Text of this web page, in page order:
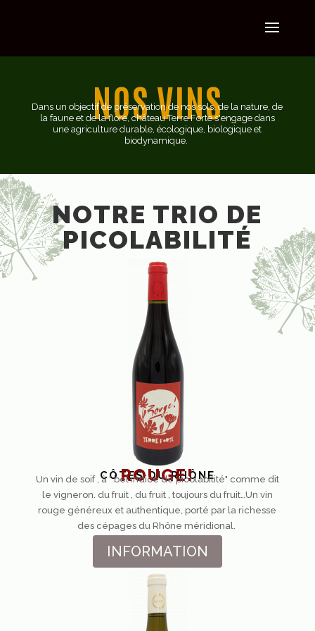
NOS VINS
Dans un objectif de préservation de nos sols, de la nature, de
la faune et de la flore, château Terre Forte s'engage dans
une agriculture durable, écologique, biologique et
biodynamique.
NOTRE TRIO DE
PICOLABILITÉ
CÔTES DU RHÔNE
ROUGE!
Un vin de soif , à " bel indice de picolabilité" comme dit
le vigneron. du fruit , du fruit , toujours du fruit…Un vin
rouge généreux et authentique, porté par la richesse
des cépages du Rhône méridional.
INFORMATION